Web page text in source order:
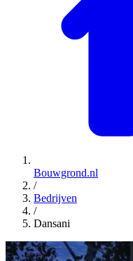
Bouwgrond.nl
/
Bedrijven
/
Dansani